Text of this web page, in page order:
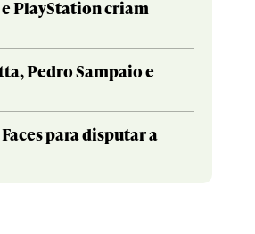
PlayStation criam
Pedro Sampaio e
para disputar a